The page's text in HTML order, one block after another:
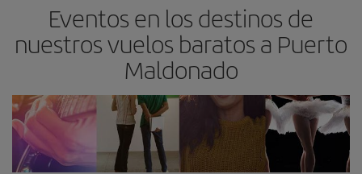
Eventos en los destinos de
nuestros vuelos baratos a Puerto
Maldonado